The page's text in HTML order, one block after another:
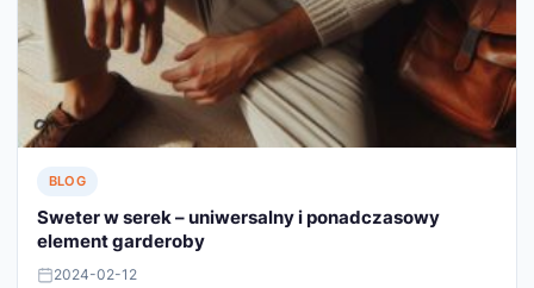
BLOG
Sweter w serek – uniwersalny i ponadczasowy
element garderoby
2024-02-12